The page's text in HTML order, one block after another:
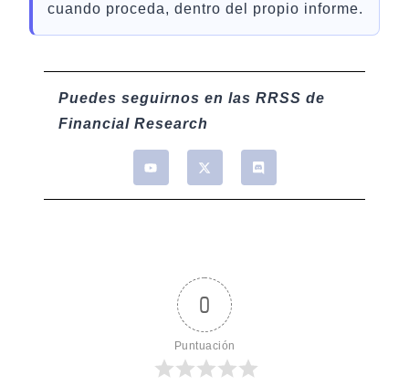
cuando proceda, dentro del propio informe.
Puedes seguirnos en las RRSS de
Financial Research
0
Puntuación